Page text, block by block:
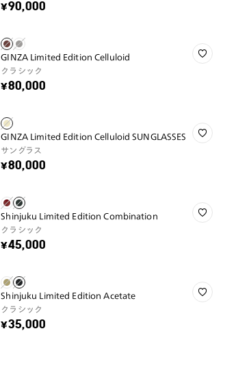
¥90,000
GINZA Limited Edition Celluloid
クラシック
¥80,000
GINZA Limited Edition Celluloid SUNGLASSES
サングラス
¥80,000
Shinjuku Limited Edition Combination
クラシック
¥45,000
Shinjuku Limited Edition Acetate
クラシック
¥35,000